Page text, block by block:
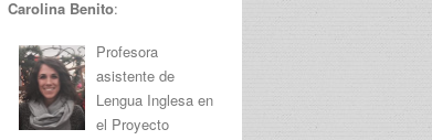
Carolina Benito:
Profesora
asistente de
Lengua Inglesa en
el Proyecto